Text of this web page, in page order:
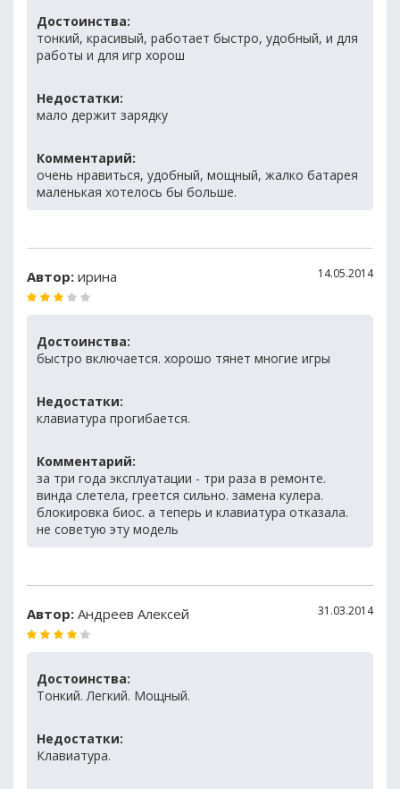
Достоинства:
тонкий, красивый, работает быстро, удобный, и для
работы и для игр хорош
Недостатки:
мало держит зарядку
Комментарий:
очень нравиться, удобный, мощный, жалко батарея
маленькая хотелось бы больше.
Автор: ирина 14.05.2014
Достоинства:
быстро включается. хорошо тянет многие игры
Недостатки:
клавиатура прогибается.
Комментарий:
за три года эксплуатации - три раза в ремонте.
винда слетела, греется сильно. замена кулера.
блокировка биос. а теперь и клавиатура отказала.
не советую эту модель
Автор: Андреев Алексей 31.03.2014
Достоинства:
Тонкий. Легкий. Мощный.
Недостатки:
Клавиатура.